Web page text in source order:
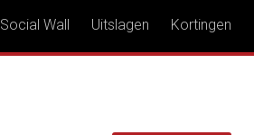
Social Wall Uitslagen Kortingen